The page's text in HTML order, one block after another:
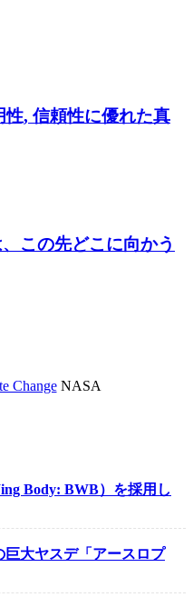
, 信頼性に優れた真
この先どこに向かう
ChangeNASA
Body: BWB）を採用し
巨大ヤスデ「アースロプ